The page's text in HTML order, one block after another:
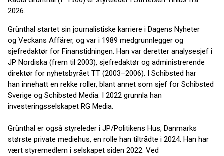
2026.
Grünthal startet sin journalistiske karriere i Dagens Nyheter
og Veckans Affärer, og var i 1989 medgrunnlegger og
sjefredaktør for Finanstidningen. Han var deretter analysesjef i
JP Nordiska (frem til 2003), sjefredaktør og administrerende
direktør for nyhetsbyrået TT (2003–2006). I Schibsted har
han innehatt en rekke roller, blant annet som sjef for Schibsted
Sverige og Schibsted Media. I 2022 grunnla han
investeringsselskapet RG Media.
Grünthal er også styreleder i JP/Politikens Hus, Danmarks
største private mediehus, en rolle han tiltrådte i 2024. Han har
vært styremedlem i selskapet siden 2022. Ved